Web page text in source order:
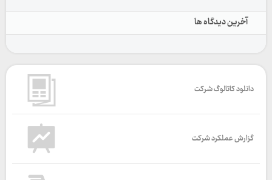
آخرین دیدگاه ها
دانلود کاتالوگ شرکت
گزارش عملکرد شرکت